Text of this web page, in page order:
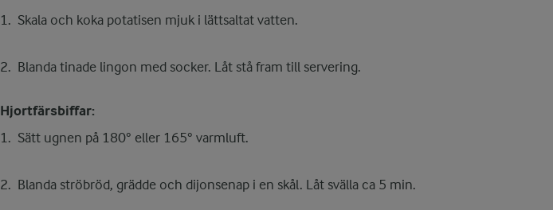
Skala och koka potatisen mjuk i lättsaltat vatten.
Blanda tinade lingon med socker. Låt stå fram till servering.
Hjortfärsbiffar:
Sätt ugnen på 180° eller 165° varmluft.
Blanda ströbröd, grädde och dijonsenap i en skål. Låt svälla ca 5 min.